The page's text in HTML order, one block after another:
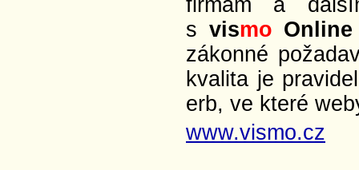
firmám a
s vismo Online
zákonné
kvalita je
erb, ve které
www.vismo.cz